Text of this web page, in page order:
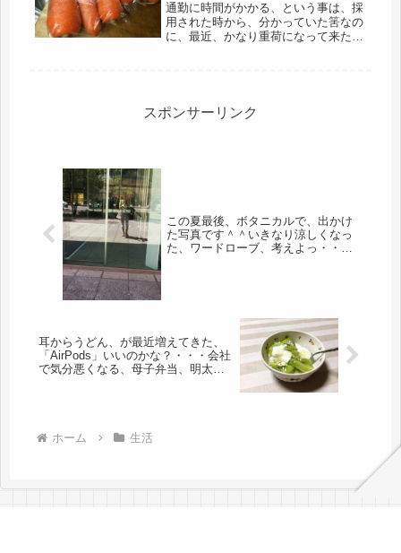
通勤に時間がかかる、という事は、採
用された時から、分かっていた筈なの
に、最近、かなり重荷になって来た。
スポンサーリンク
この夏最後、ボタニカルで、出かけ
た写真です＾＾いきなり涼しくなっ
た、ワードローブ、考えよっ・・焼
耳からうどん、が最近増えてきた、
「AirPods」いいのかな？・・・会社
で気分悪くなる、母子弁当、明太子
ホーム 生活